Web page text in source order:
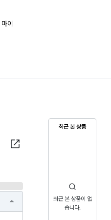
마이
최근 본 상품
최근 본 상품이 없
습니다.